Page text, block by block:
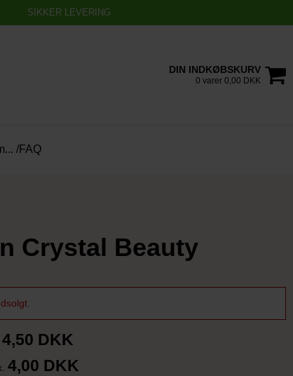
SIKKER LEVERING
DIN INDKØBSKURV
0 varer 0,00 DKK
/FAQ
Crystal Beauty
4,50 DKK
4,00 DKK